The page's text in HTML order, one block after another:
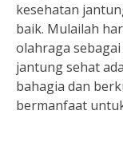
kesehatan
baik. Mulailah
olahraga
jantung sehat
bahagia dan
bermanfaat